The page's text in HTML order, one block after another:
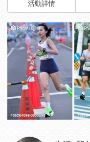
活動詳情